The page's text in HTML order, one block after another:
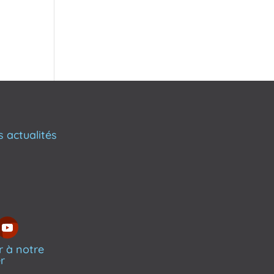
actualités
à notre